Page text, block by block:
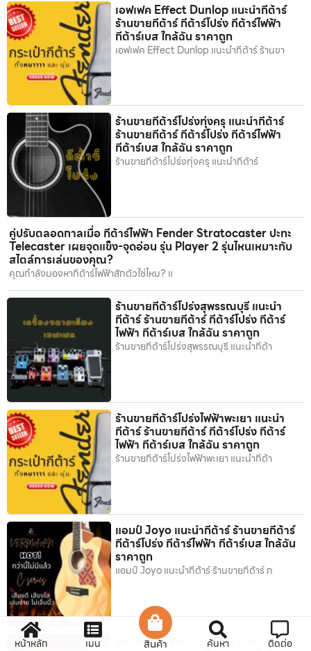
เอฟเฟค Effect Dunlop แนะนำกีต้าร์
ร้านขายกีต้าร์ กีต้าร์โปร่ง กีต้าร์ไฟฟ้า
กีต้าร์เบส ใกล้ฉัน ราคาถูก
เอฟเฟค Effect Dunlop แนะนำกีต้าร์ ร้านขา
ร้านขายกีต้าร์โปร่งทุ่งครุ แนะนำกีต้าร์
ร้านขายกีต้าร์ กีต้าร์โปร่ง กีต้าร์ไฟฟ้า
กีต้าร์เบส ใกล้ฉัน ราคาถูก
ร้านขายกีต้าร์โปร่งทุ่งครุ แนะนำกีต้าร์
คู่ปรับตลอดกาลเมื่อ กีต้าร์ไฟฟ้า Fender Stratocaster ปะทะ
Telecaster เผยจุดแข็ง-จุดอ่อน รุ่น Player 2 รุ่นไหนเหมาะกับ
สไตล์การเล่นของคุณ?
คุณกำลังมองหากีต้าร์ไฟฟ้าสักตัวใช่ไหม? แ
ร้านขายกีต้าร์โปร่งสุพรรณบุรี แนะนำ
กีต้าร์ ร้านขายกีต้าร์ กีต้าร์โปร่ง กีต้าร์
ไฟฟ้า กีต้าร์เบส ใกล้ฉัน ราคาถูก
ร้านขายกีต้าร์โปร่งสุพรรณบุรี แนะนำกีต้า
ร้านขายกีต้าร์โปร่งไฟฟ้าพะเยา แนะนำ
กีต้าร์ ร้านขายกีต้าร์ กีต้าร์โปร่ง กีต้าร์
ไฟฟ้า กีต้าร์เบส ใกล้ฉัน ราคาถูก
ร้านขายกีต้าร์โปร่งไฟฟ้าพะเยา แนะนำกีต้า
แอมป์ Joyo แนะนำกีต้าร์ ร้านขายกีต้าร์
กีต้าร์โปร่ง กีต้าร์ไฟฟ้า กีต้าร์เบส ใกล้ฉัน
ราคาถูก
แอมป์ Joyo แนะนำกีต้าร์ ร้านขายกีต้าร์ ก
ร้านขายเครื่องดนตรีพังงา แนะนำกีต้าร์
หน้าหลัก เมนู สินค้า ค้นหา ติดต่อ